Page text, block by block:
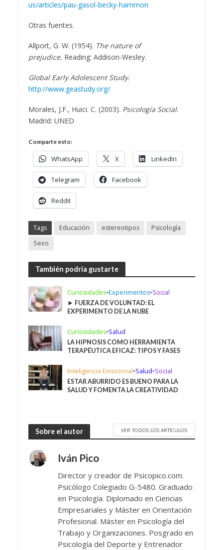
us/articles/pau-gasol-becky-hammon
Otras fuentes.
Allport, G. W. (1954). The nature of
prejudice. Reading: Addison-Wesley.
Global Early Adolescent Study.
http://www.geastudy.org/
Morales, J.F., Huici. C. (2003). Psicología Social.
Madrid: UNED
Comparte esto:
WhatsApp X LinkedIn
Telegram Facebook
Reddit
Tags Educación estereotipos
Psicología
Sexo
También podría gustarte
Curiosidades•Experimentos•Social
► FUERZA DE VOLUNTAD: EL
EXPERIMENTO DE LA NUBE
Curiosidades•Salud
LA HIPNOSIS COMO HERRAMIENTA
TERAPÉUTICA EFICAZ: TIPOS Y FASES
Inteligencia Emocional•Salud•Social
ESTAR ABURRIDO ES BUENO PARA LA
SALUD Y FOMENTA LA CREATIVIDAD
Sobre el autor VER TODOS LOS ARTÍCULOS
Iván Pico
Director y creador de Psicopico.com.
Psicólogo Colegiado G-5480. Graduado
en Psicología. Diplomado en Ciencias
Empresariales y Máster en Orientación
Profesional. Máster en Psicología del
Trabajo y Organizaciones. Posgrado en
Psicología del Deporte y Entrenador